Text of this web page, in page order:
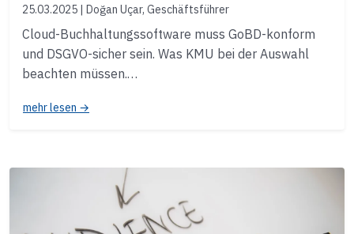
25.03.2025 | Doğan Uçar, Geschäftsführer
Cloud-Buchhaltungssoftware muss GoBD-konform
und DSGVO-sicher sein. Was KMU bei der Auswahl
beachten müssen.…
mehr lesen →